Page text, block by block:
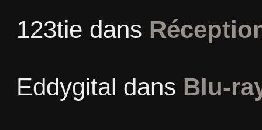
123tie dans
Eddygital dans Blu-